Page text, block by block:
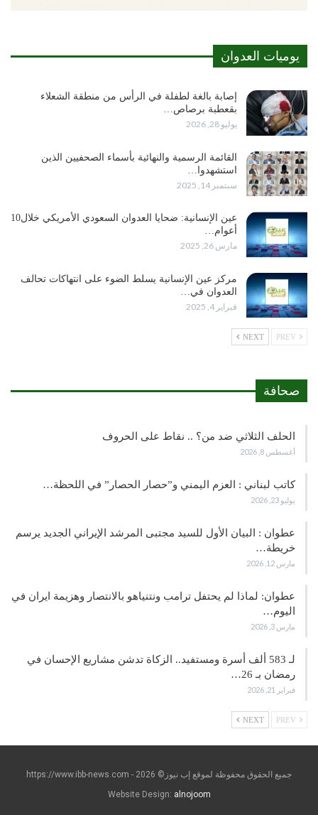
يوميات العدوان
إصابة بالغة لطفلة في الرأس من منطقة الشعلاء
بقعطبة برصاص…
يوليو 28, 2026
القائمة الرسمية والنهائية بأسماء الصحفيين الذين
استشهدوا…
سبتمبر 14, 2025
عين الإنسانية: ضحايا العدوان السعودي الأمريكي خلال10
أعوام…
مارس 26, 2025
مركز عين الإنسانية يسلط الضوء على انتهاكات تحالف
العدوان في…
فبراير 4, 2025
NEXT
صحافة
الحلف الثلاثي ضد من؟ .. نقاط على الحروف
أغسطس 8, 2026
كاتب لبناني : العزم اليمني و”حصار الحصار” في اللحظة…
يوليو 23, 2026
عطوان : البيان الأول للسيد مجتبى المرشد الإيراني الجديد يرسم
خريطة…
مارس 12, 2026
عطوان: لماذا لم يحتفل ترامب ونتنياهو بالانتصار وهزيمة ايران في
اليوم…
مارس 3, 2026
لـ 583 ألف أسرة ومستفيد.. الزكاة تدشن مشاريع الإحسان في
رمضان بـ 26…
فبراير 21, 2026
NEXT
جميع الحقوق محفوظة لموقع إب نيوز© https://www.ibb-news.com - 2026
Website Design: alnojoom